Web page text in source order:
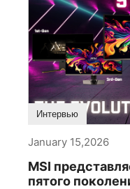
Интервью
January 15,2026
MSI
пятого